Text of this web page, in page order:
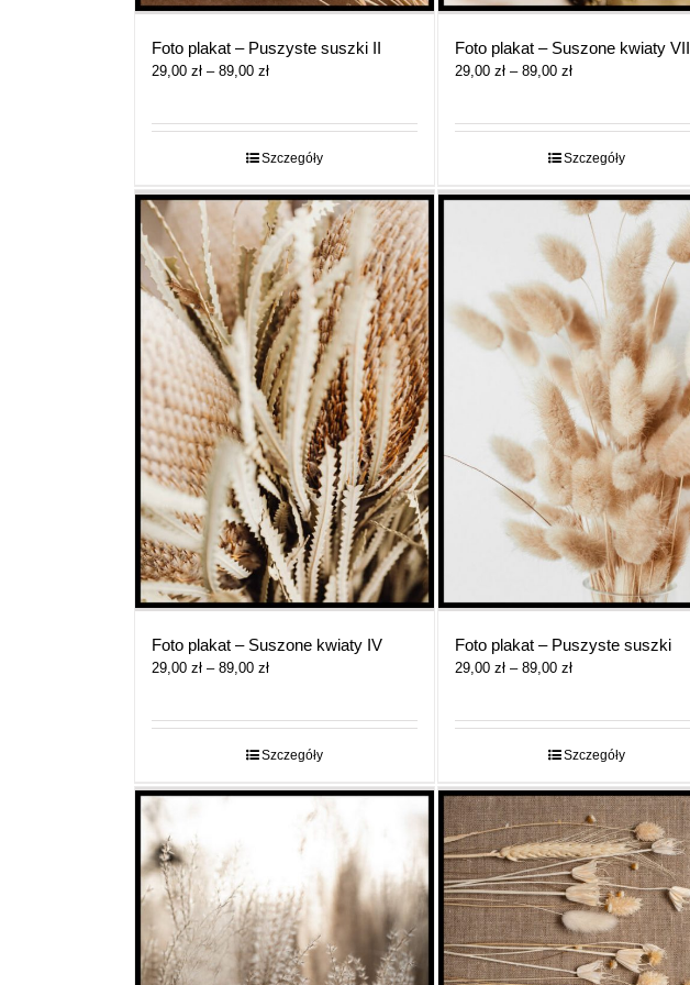
Foto plakat – Puszyste suszki II
29,00 zł – 89,00 złZakres
29,00 zł
do
Szczegóły
Foto plakat – Suszone kwiaty VII
29,00 zł – 89,00 złZakres
29,00 zł
do
Szczegóły
Foto plakat – Suszone kwiaty IV
29,00 zł – 89,00 złZakres
29,00 zł
do
Szczegóły
Foto plakat – Puszyste suszki
29,00 zł – 89,00 złZakres
29,00 zł
do
Szczegóły